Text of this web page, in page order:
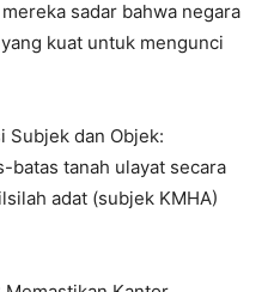
sadar bahwa negara
kuat untuk mengunci
Subjek dan Objek:
batas tanah ulayat secara
adat (subjek KMHA)